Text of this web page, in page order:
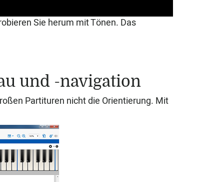
Sie herum mit Tönen. Das
und -navigation
Partituren nicht die Orientierung. Mit